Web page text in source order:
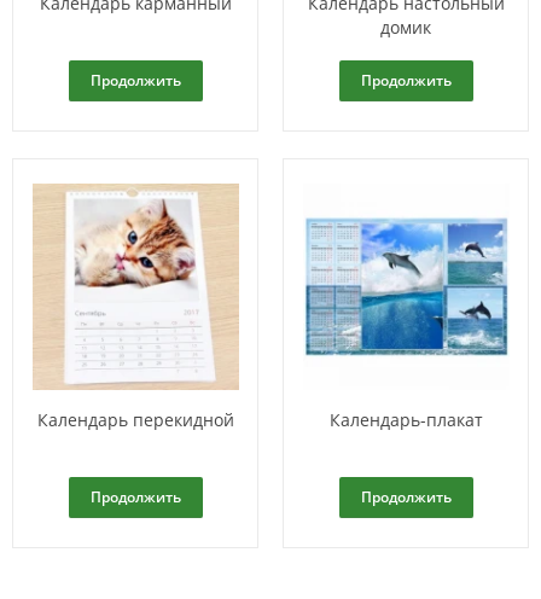
Продолжить
домик
Продолжить
Календарь перекидной
Продолжить
Календарь-плакат
Продолжить